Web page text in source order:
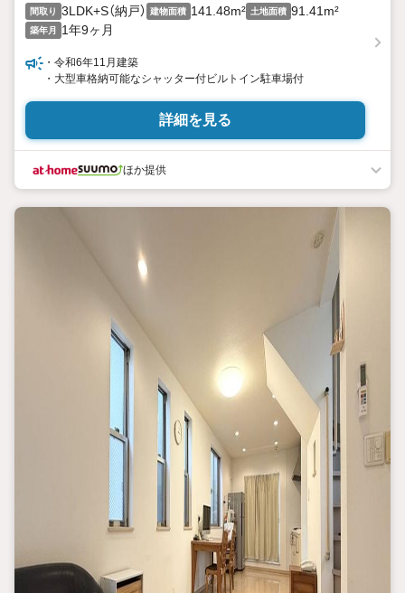
間取り 3LDK+S（納戸） 建物面積 141.48m² 土地面積 91.41m²
築年月 1年9ヶ月
・令和6年11月建築
・大型車格納可能なシャッター付ビルトイン駐車場付
詳細を見る
ほか提供